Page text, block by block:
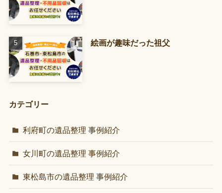
絵画が趣味だった祖父
カテゴリー
利府町の遺品整理 事例紹介
女川町の遺品整理 事例紹介
東松島市の遺品整理 事例紹介